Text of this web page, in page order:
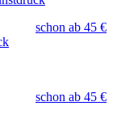
schon ab 45 €
schon ab 45 €